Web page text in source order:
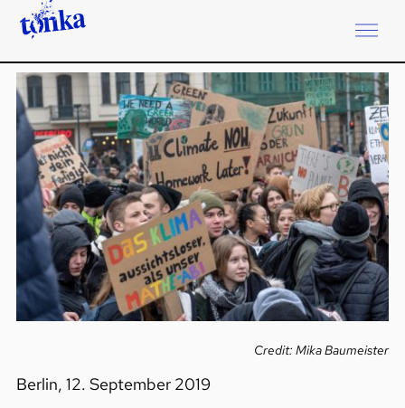
Credit: Mika Baumeister
Berlin, 12. September 2019